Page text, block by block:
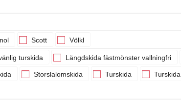
Scott Völkl
turskida Längdskida fästmönster vallningfri
Storslalomskida Turskida